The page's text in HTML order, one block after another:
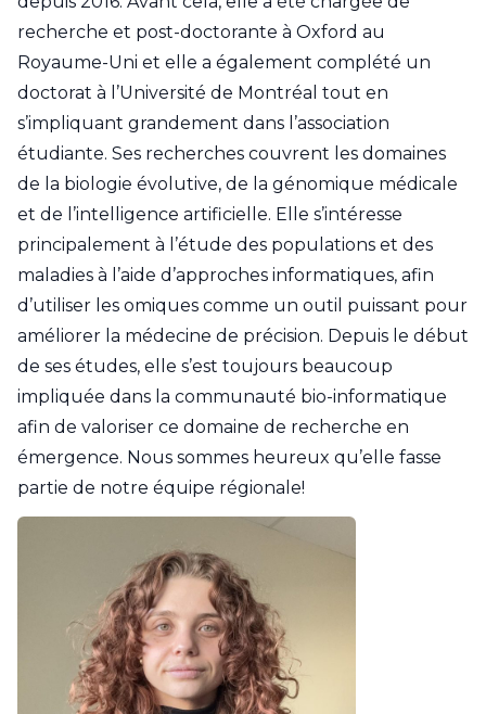
recherche et post-doctorante à Oxford au
Royaume-Uni et elle a également complété un
doctorat à l’Université de Montréal tout en
s’impliquant grandement dans l’association
étudiante. Ses recherches couvrent les domaines
de la biologie évolutive, de la génomique médicale
et de l’intelligence artificielle. Elle s’intéresse
principalement à l’étude des populations et des
maladies à l’aide d’approches informatiques, afin
d’utiliser les omiques comme un outil puissant pour
améliorer la médecine de précision. Depuis le début
de ses études, elle s’est toujours beaucoup
impliquée dans la communauté bio-informatique
afin de valoriser ce domaine de recherche en
émergence. Nous sommes heureux qu’elle fasse
partie de notre équipe régionale!